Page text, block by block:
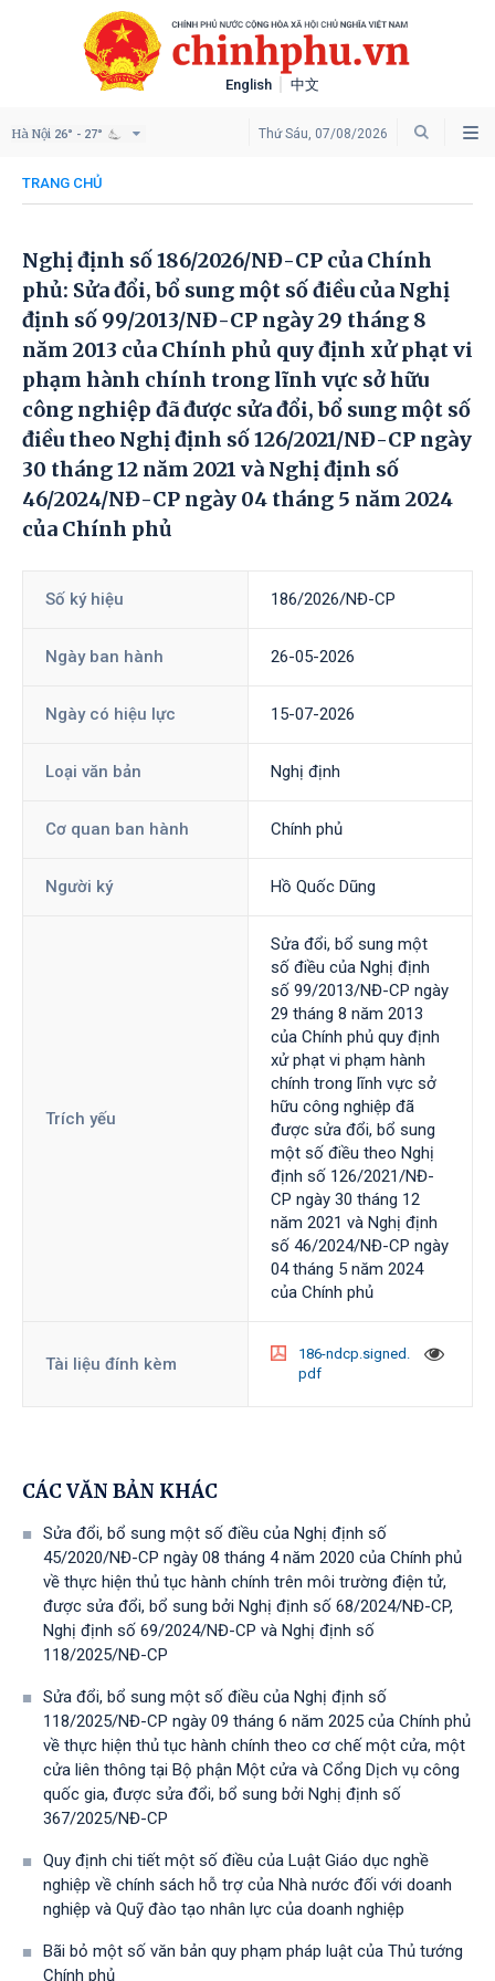
English 中文
Thứ Sáu, 07/08/2026
Hà Nội 26° - 27°
TRANG CHỦ
Nghị định số 186/2026/NĐ-CP của Chính
phủ: Sửa đổi, bổ sung một số điều của Nghị
định số 99/2013/NĐ-CP ngày 29 tháng 8
năm 2013 của Chính phủ quy định xử phạt vi
phạm hành chính trong lĩnh vực sở hữu
công nghiệp đã được sửa đổi, bổ sung một số
điều theo Nghị định số 126/2021/NĐ-CP ngày
30 tháng 12 năm 2021 và Nghị định số
46/2024/NĐ-CP ngày 04 tháng 5 năm 2024
của Chính phủ
Số ký hiệu 186/2026/NĐ-CP
Ngày ban hành 26-05-2026
Ngày có hiệu lực 15-07-2026
Loại văn bản Nghị định
Cơ quan ban hành Chính phủ
Người ký Hồ Quốc Dũng
Trích yếu
Sửa đổi, bổ sung một
số điều của Nghị định
số 99/2013/NĐ-CP ngày
29 tháng 8 năm 2013
của Chính phủ quy định
xử phạt vi phạm hành
chính trong lĩnh vực sở
hữu công nghiệp đã
được sửa đổi, bổ sung
một số điều theo Nghị
định số 126/2021/NĐ-
CP ngày 30 tháng 12
năm 2021 và Nghị định
số 46/2024/NĐ-CP ngày
04 tháng 5 năm 2024
của Chính phủ
Tài liệu đính kèm
186-ndcp.signed.
pdf
CÁC VĂN BẢN KHÁC
Sửa đổi, bổ sung một số điều của Nghị định số
45/2020/NĐ-CP ngày 08 tháng 4 năm 2020 của Chính phủ
về thực hiện thủ tục hành chính trên môi trường điện tử,
được sửa đổi, bổ sung bởi Nghị định số 68/2024/NĐ-CP,
Nghị định số 69/2024/NĐ-CP và Nghị định số
118/2025/NĐ-СР
Sửa đổi, bổ sung một số điều của Nghị định số
118/2025/NĐ-CP ngày 09 tháng 6 năm 2025 của Chính phủ
về thực hiện thủ tục hành chính theo cơ chế một cửa, một
cửa liên thông tại Bộ phận Một cửa và Cổng Dịch vụ công
quốc gia, được sửa đổi, bổ sung bởi Nghị định số
367/2025/NĐ-СР
Quy định chi tiết một số điều của Luật Giáo dục nghề
nghiệp về chính sách hỗ trợ của Nhà nước đối với doanh
nghiệp và Quỹ đào tạo nhân lực của doanh nghiệp
Bãi bỏ một số văn bản quy phạm pháp luật của Thủ tướng
Chính phủ